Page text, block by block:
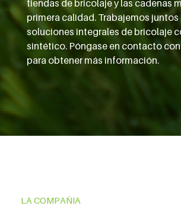
tiendas de bricolaje y las cadenas
primera calidad. Trabajemos juntos
soluciones integrales de bricolaje
sintético. Póngase en contacto
para obtener más información.
LA COMPAÑIA